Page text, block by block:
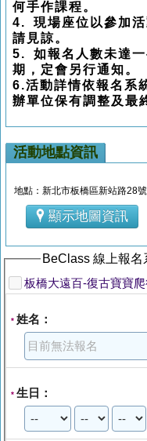
何手作課程。
4. 現場座位以參加
請見諒。
5. 如報名人數未達
期，定會另行通知。
6.活動詳情依報名系
辦單位保有調整及最
活動地點資訊
地點：新北市板橋區新站路28號
顯示地圖資訊
BeClass 線上報名
板橋大遠百-復古寶寶爬
* 姓名：
* 生日：